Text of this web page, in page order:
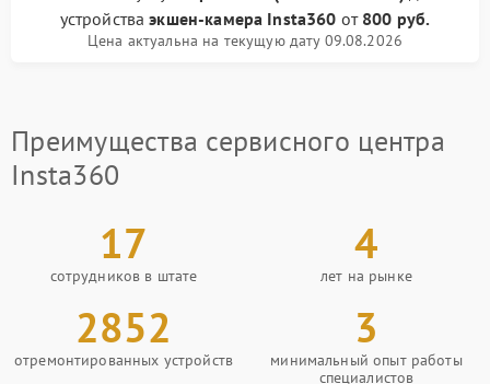
устройстваэкшен-камера Insta360 от 800 руб.
Цена актуальна на текущую дату 09.08.2026
Преимущества сервисного центра
Insta360
17
сотрудников в штате
4
лет на рынке
2852
отремонтированных устройств
3
минимальный опыт работы
специалистов